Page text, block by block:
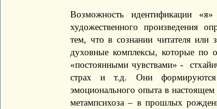
Возможность идентификации
художественного произведения
тем, что в сознании читателя или
духовные комплексы, которые по
«постоянными чувствами» -
страх и т.д. Они
эмоционального опыта в
метампсихоза – в прошлых